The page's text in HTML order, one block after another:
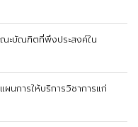
ะบัณฑิตที่พึงประสงค์ใน
ผนการให้บริการวิชาการแก่